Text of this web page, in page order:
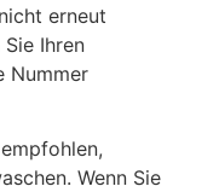
erneut
Ihren
Nummer
Wenn Sie